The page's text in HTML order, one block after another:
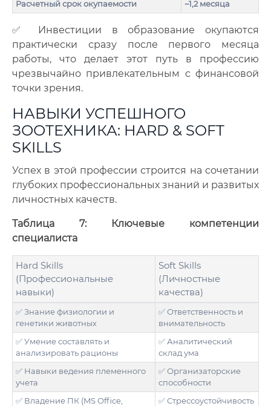
Расчетный срок окупаемости
~1,2 месяца
✅ Инвестиции в образование окупаются
практически сразу после первого месяца
работы, что делает этот путь в профессию
чрезвычайно привлекательным с финансовой
точки зрения.
НАВЫКИ УСПЕШНОГО
ЗООТЕХНИКА: HARD & SOFT
SKILLS
Успех в этой профессии строится на сочетании
глубоких профессиональных знаний и развитых
личностных качеств.
Таблица 7: Ключевые компетенции
специалиста
Hard Skills
(Профессиональные
навыки)
Soft Skills
(Личностные
качества)
✅ Знание физиологии и
генетики животных
✅ Ответственность и
внимательность
✅ Умение составлять и
анализировать рационы
✅ Аналитический
склад ума
✅ Навыки ведения племенного
учета
✅ Организаторские
способности
✅ Владение ПК (MS Office,
✅ Стрессоустойчивость